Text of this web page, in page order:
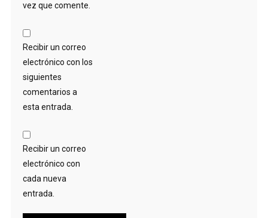
vez que comente.
Recibir un correo
electrónico con los
siguientes
comentarios a
esta entrada.
Recibir un correo
electrónico con
cada nueva
entrada.